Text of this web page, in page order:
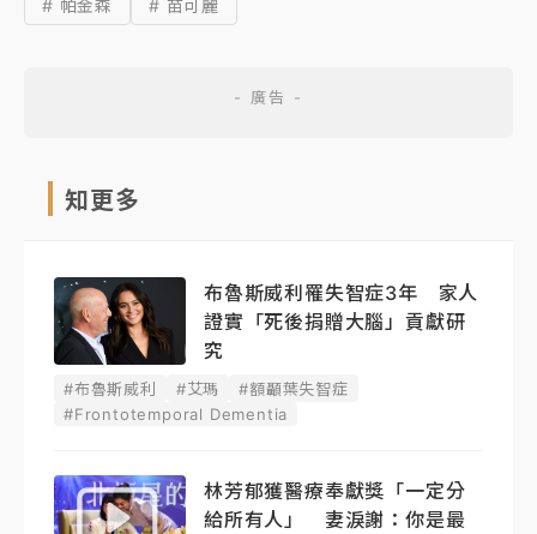
# 帕金森 # 苗可麗
知更多
布魯斯威利罹失智症3年 家人
證實「死後捐贈大腦」貢獻研
究
#布魯斯威利 #艾瑪
#額顳葉失智症
#Frontotemporal Dementia
林芳郁獲醫療奉獻獎「一定分
給所有人」 妻淚謝：你是最